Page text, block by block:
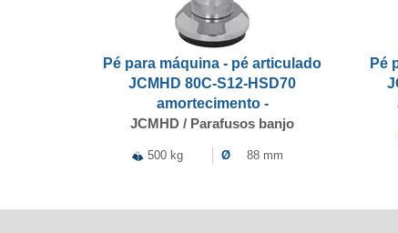
Pé para máquina - pé articulado
JCMHD 80C-S12-HSD70
amortecimento -
JCMHD / Parafusos banjo
500 kg Ø 88 mm
Pé